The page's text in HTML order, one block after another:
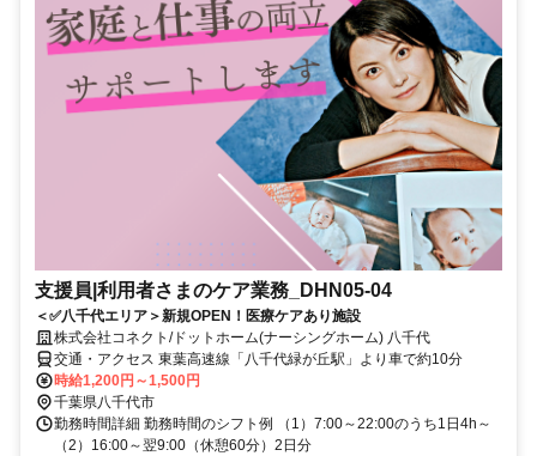
支援員|利用者さまのケア業務_DHN05-04
＜✅八千代エリア＞新規OPEN！医療ケアあり施設
株式会社コネクト/ドットホーム(ナーシングホーム) 八千代
交通・アクセス 東葉高速線「八千代緑が丘駅」より車で約10分
時給1,200円～1,500円
千葉県八千代市
勤務時間詳細 勤務時間のシフト例 （1）7:00～22:00のうち1日4h～
（2）16:00～翌9:00（休憩60分）2日分